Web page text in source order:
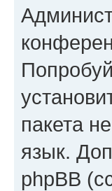
пакета
язык.
phpBB